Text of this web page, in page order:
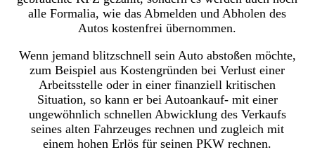
alle Formalia, wie das Abmelden und Abholen des
Autos kostenfrei übernommen.
Wenn jemand blitzschnell sein Auto abstoßen möchte,
zum Beispiel aus Kostengründen bei Verlust einer
Arbeitsstelle oder in einer finanziell kritischen
Situation, so kann er bei Autoankauf- mit einer
ungewöhnlich schnellen Abwicklung des Verkaufs
seines alten Fahrzeuges rechnen und zugleich mit
einem hohen Erlös für seinen PKW rechnen.